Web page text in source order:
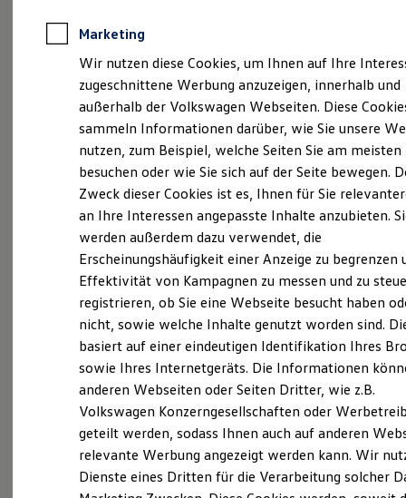
Anpfiff zum Gewinn
Elektroautos
ID. Tutorials
Elektrofahrzeugkonzepte
Reichweite
Reichweite der ID. Modelle
Reichweite im Winter
Laden
Laden unterwegs
Laden Zuhause
Ladezeitensimulator
Batterie
Sicherheit
Garantie und Lebensdauer
Nachhaltigkeit
Technologie
Kosten und Kauf
Verbrauchskosten
Kaufoptionen
E-Auto-Förderung
Software und Konnektivität
Die ID. Software 6
ID. Software Versionen und Updates
Digitale Extras
Schnittstellen zu Ihrem ID.
Die Zufriedenheit der Kunden steht schon seit
Gründung unseres Unternehmens im Mittelpunkt
und darauf lässt sich auch die Erfolgsstory
unseres Autohauses zurückführen: Aus einer
Reparaturwerkstatt mit Volkswagenvermittlung
ist inzwischen ein Familienbetrieb mit über 600
Mitarbeitern, zehn Autohäusern, einer
Fuhrparkmanagementgesellschaft sowie zwei
Zweiradbetrieben geworden. In unseren
Autohäusern in Calw, Herrenberg, Leonberg und
Weil der Stadt bieten Ihnen unsere Teams
individuelle Mobilitätslösungen. Vom Verkauf
von Neu- undGebrauchtwagen, über den
zertifiziertenServicefür Ihr Fahrzeug bis hin zu
passendem Zubehörund Accessoires erhalten Sie
bei uns alles aus einer Hand.
Marketing
Wir nutzen diese Cookies, um Ihnen auf Ihre
zugeschnittene Werbung anzuzeigen, innerhalb und
außerhalb der Volkswagen Webseiten. Diese
sammeln Informationen darüber, wie Sie unsere
nutzen, zum Beispiel, welche Seiten Sie am meisten
besuchen oder wie Sie sich auf der Seite bewegen.
Zweck dieser Cookies ist es, Ihnen für Sie
an Ihre Interessen angepasste Inhalte anzubieten.
werden außerdem dazu verwendet, die
Erscheinungshäufigkeit einer Anzeige zu begrenzen
Effektivität von Kampagnen zu messen und zu
registrieren, ob Sie eine Webseite besucht haben
nicht, sowie welche Inhalte genutzt worden sind.
basiert auf einer eindeutigen Identifikation Ihres
sowie Ihres Internetgeräts. Die Informationen
anderen Webseiten oder Seiten Dritter, wie z.B.
Volkswagen Konzerngesellschaften oder
geteilt werden, sodass Ihnen auch auf anderen
relevante Werbung angezeigt werden kann. Wir
Dienste eines Dritten für die Verarbeitung solcher